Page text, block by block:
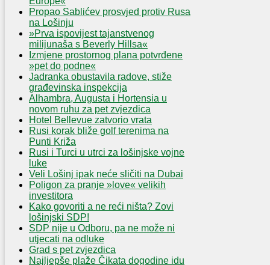
Propao Sablićev prosvjed protiv Rusa
na Lošinju
»Prva ispovijest tajanstvenog
milijunaša s Beverly Hillsa«
Izmjene prostornog plana potvrđene
»pet do podne«
Jadranka obustavila radove, stiže
građevinska inspekcija
Alhambra, Augusta i Hortensia u
novom ruhu za pet zvjezdica
Hotel Bellevue zatvorio vrata
Rusi korak bliže golf terenima na
Punti Križa
Rusi i Turci u utrci za lošinjske vojne
luke
Veli Lošinj ipak neće sličiti na Dubai
Poligon za pranje »love« velikih
investitora
Kako govoriti a ne reći ništa? Zovi
lošinjski SDP!
SDP nije u Odboru, pa ne može ni
utjecati na odluke
Grad s pet zvjezdica
Najljepše plaže Čikata dogodine idu